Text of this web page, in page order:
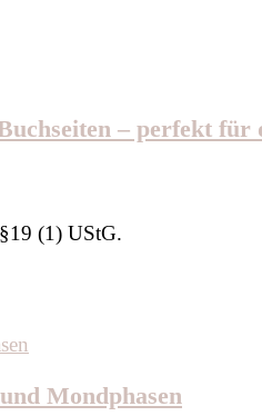
– perfekt
(1) UStG.
Mondphasen